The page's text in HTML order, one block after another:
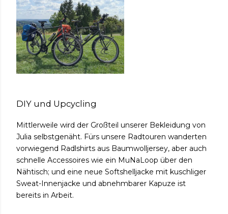
DIY und Upcycling
Mittlerweile wird der Großteil unserer Bekleidung von
Julia selbstgenäht. Fürs unsere Radtouren wanderten
vorwiegend Radlshirts aus Baumwolljersey, aber auch
schnelle Accessoires wie ein MuNaLoop über den
Nähtisch; und eine neue Softshelljacke mit kuschliger
Sweat-Innenjacke und abnehmbarer Kapuze ist
bereits in Arbeit.